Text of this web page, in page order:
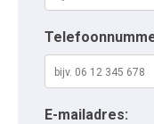
E-mailadres: